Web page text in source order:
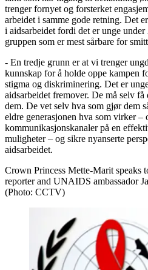
trenger fornyet og forsterket
arbeidet i samme gode retning. Det
i aidsarbeidet fordi det er unge
gruppen som er mest sårbare for
- En tredje grunn er at vi trenger
kunnskap for å holde oppe kampen
stigma og diskriminering. Det er
aidsarbeidet fremover. De må selv
dem. De vet selv hva som gjør dem
eldre generasjonen hva som virker –
kommunikasjonskanaler på en
muligheter – og sikre nyanserte
aidsarbeidet.
Crown Princess Mette-Marit speaks
reporter and UNAIDS ambassador
(Photo: CCTV)